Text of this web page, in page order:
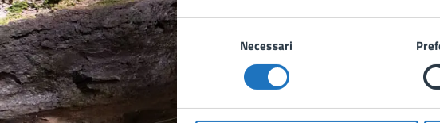
Selezione
del
consenso
Necessari
Quanto sono
pagina?